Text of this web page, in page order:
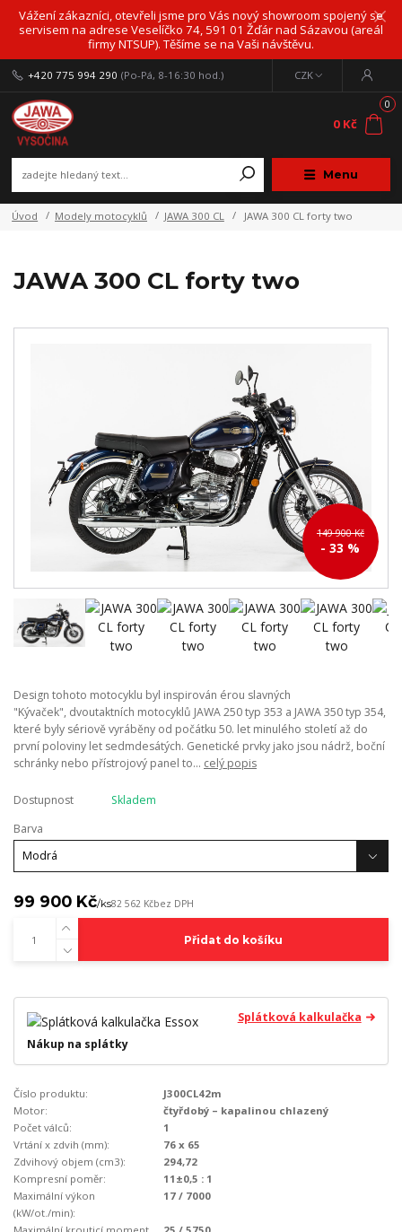
Vážení zákazníci, otevřeli jsme pro Vás nový showroom spojený se
servisem na adrese Veselíčko 74, 591 01 Žďár nad Sázavou (areál
firmy NTSUP). Těšíme se na Vaši návštěvu.
Menu
CZK
+420 775 994 290 (Po-Pá, 8-16:30 hod.)
0
0 Kč
Úvod Modely motocyklů JAWA 300 CL JAWA 300 CL forty two
JAWA 300 CL forty two
149 900 Kč
- 33 %
Design tohoto motocyklu byl inspirován érou slavných
"Kývaček", dvoutaktních motocyklů JAWA 250 typ 353 a JAWA 350 typ 354,
které byly sériově vyráběny od počátku 50. let minulého století až do
první poloviny let sedmdesátých. Genetické prvky jako jsou nádrž, boční
schránky nebo přístrojový panel to... celý popis
Dostupnost
Skladem
Barva
99 900 Kč/ks82 562 Kčbez DPH
Přidat do košíku
Splátková kalkulačka
Nákup na splátky
Číslo produktu:
J300CL42m
Motor:
čtyřdobý – kapalinou chlazený
Počet válců:
1
Vrtání x zdvih (mm):
76 x 65
Zdvihový objem (cm3):
294,72
Kompresní poměr:
11±0,5 : 1
Maximální výkon
(kW/ot./min):
17 / 7000